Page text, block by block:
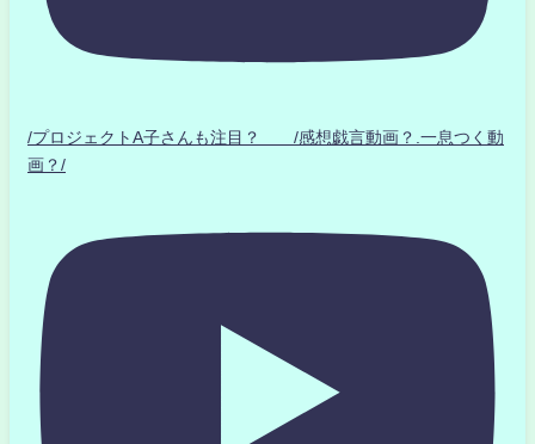
/プロジェクトA子さんも注目？ /感想戯言動画？.一息つく動
画？/